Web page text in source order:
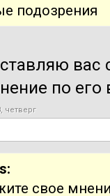
подозрения
по
четверг
свое